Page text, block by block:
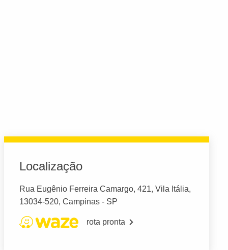
Localização
Rua Eugênio Ferreira Camargo, 421, Vila Itália,
13034-520, Campinas - SP
rota pronta